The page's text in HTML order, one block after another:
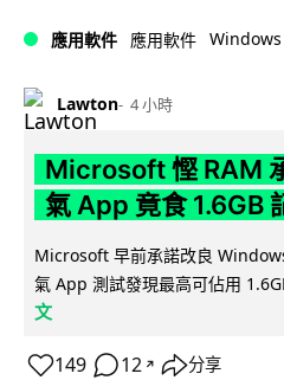
應用軟件 應用軟件 Windows
Lawton 4 小時
Microsoft 慳 RAM
氣 App 竟食 1.6GB
Microsoft 早前承諾改良
氣 App 測試發現最高可佔用
文
149 12 ↗ 分享